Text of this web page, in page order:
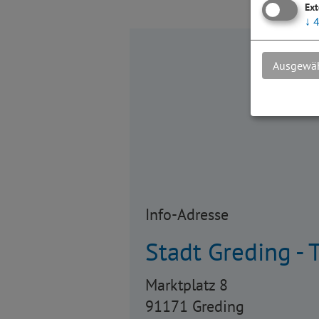
Info-Adresse
Stadt Greding -
Marktplatz 8
91171 Greding
↓ 4